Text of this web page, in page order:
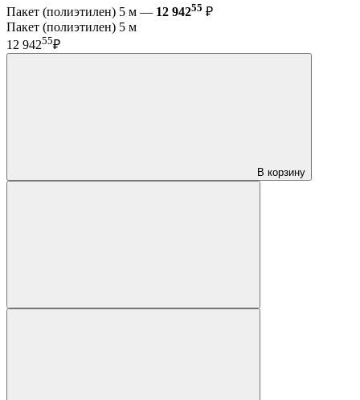
Пакет (полиэтилен) 5 м — 12 94255 ₽
Пакет (полиэтилен) 5 м
12 94255₽
В корзину